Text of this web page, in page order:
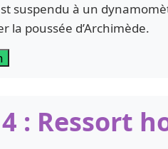
suspendu à un
la poussée d’Archimède.
: Ressort